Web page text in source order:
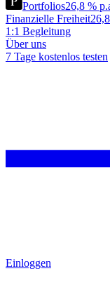
Portfolios26,8 %
Finanzielle Freiheit
1:1 Begleitung
Über uns
7 Tage kostenlos testen
Einloggen